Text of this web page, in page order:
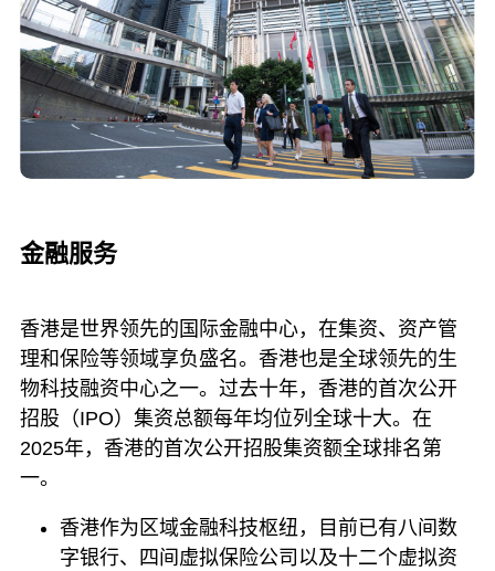
金融服务
香港是世界领先的国际金融中心，在集资、资产管
理和保险等领域享负盛名。香港也是全球领先的生
物科技融资中心之一。过去十年，香港的首次公开
招股（IPO）集资总额每年均位列全球十大。在
2025年，香港的首次公开招股集资额全球排名第
一。
香港作为区域金融科技枢纽，目前已有八间数
字银行、四间虚拟保险公司以及十二个虚拟资